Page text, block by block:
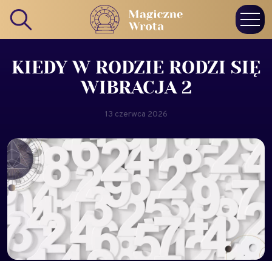
KIEDY W RODZIE RODZI SIĘ
WIBRACJA 2
13 czerwca 2026